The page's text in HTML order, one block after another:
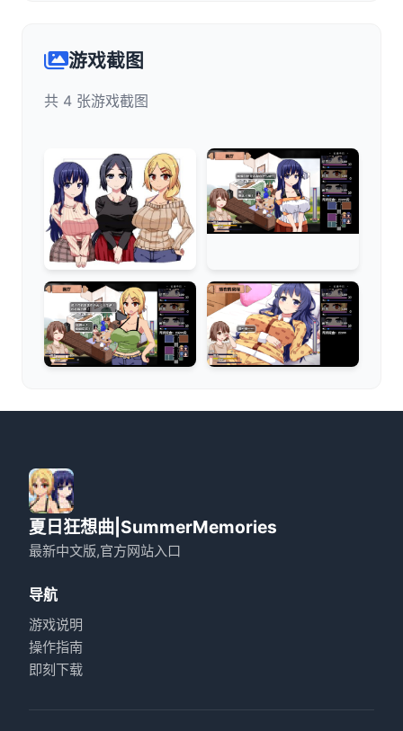
游戏截图
共 4 张游戏截图
夏日狂想曲|SummerMemories
最新中文版,官方网站入口
导航
游戏说明
操作指南
即刻下载